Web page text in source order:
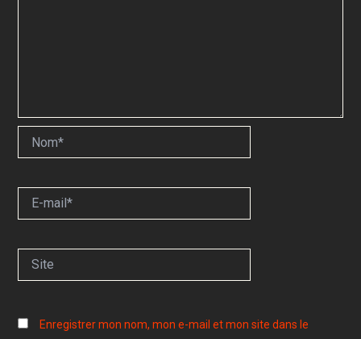
mail*
Enregistrer mon nom, mon e-mail et mon site dans le